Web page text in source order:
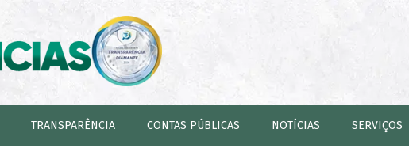
TRANSPARÊNCIA CONTAS PÚBLICAS NOTÍCIAS SERVIÇOS